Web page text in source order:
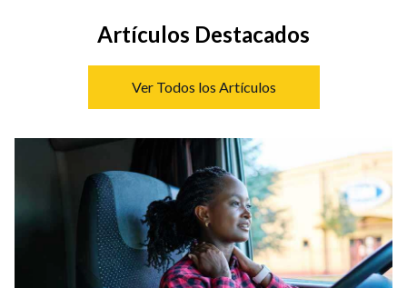
Artículos Destacados
Ver Todos los Artículos